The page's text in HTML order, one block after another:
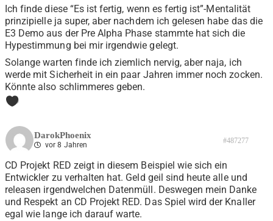
Ich finde diese “Es ist fertig, wenn es fertig ist”-Mentalität
prinzipielle ja super, aber nachdem ich gelesen habe das die
E3 Demo aus der Pre Alpha Phase stammte hat sich die
Hypestimmung bei mir irgendwie gelegt.
Solange warten finde ich ziemlich nervig, aber naja, ich
werde mit Sicherheit in ein paar Jahren immer noch zocken.
Könnte also schlimmeres geben.
0
DarokPhoenix
vor 8 Jahren #487277
CD Projekt RED zeigt in diesem Beispiel wie sich ein
Entwickler zu verhalten hat. Geld geil sind heute alle und
releasen irgendwelchen Datenmüll. Deswegen mein Danke
und Respekt an CD Projekt RED. Das Spiel wird der Knaller
egal wie lange ich darauf warte.